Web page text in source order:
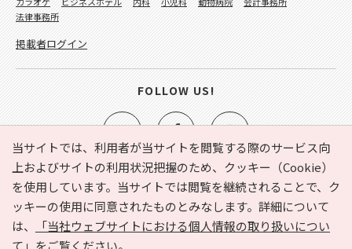
当サイトでは、利用者が当サイトを閲覧する際のサービス向
上およびサイトの利用状況把握のため、クッキー（Cookie）
を使用しています。当サイトでは閲覧を継続されることで、ク
ッキーの使用に同意されたものとみなします。詳細について
は、
「当社ウェブサイトにおける個人情報の取り扱いについ
て」 をご覧ください。
e-NAVITA（イーナビタ）とは？ お気に入り
ヘルプ
利用規約
個人情報の取り扱いについて
運営会社
サイトマップ
広告掲載に関するお問い合わせ
法律事務所
掲載者ログイン
FOLLOW US!